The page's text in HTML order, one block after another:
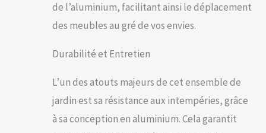
de l’aluminium, facilitant ainsi le déplacement
des meubles au gré de vos envies.
Durabilité et Entretien
L’un des atouts majeurs de cet ensemble de
jardin est sa résistance aux intempéries, grâce
à sa conception en aluminium. Cela garantit